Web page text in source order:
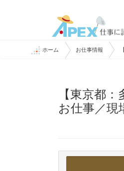
ホーム お仕事情報
【東京都
お仕事／現